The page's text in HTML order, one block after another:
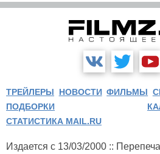
ТРЕЙЛЕРЫ НОВОСТИ ФИЛЬМЫ
ПОДБОРКИ
СТАТИСТИКА MAIL.RU
Издается с 13/03/2000 ::